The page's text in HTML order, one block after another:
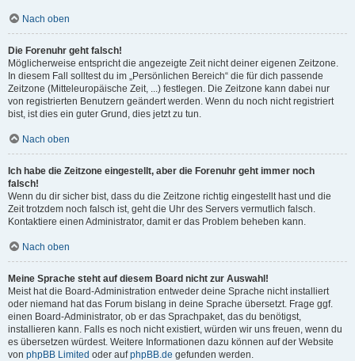
Nach oben
Die Forenuhr geht falsch!
Möglicherweise entspricht die angezeigte Zeit nicht deiner eigenen Zeitzone.
In diesem Fall solltest du im „Persönlichen Bereich“ die für dich passende
Zeitzone (Mitteleuropäische Zeit, ...) festlegen. Die Zeitzone kann dabei nur
von registrierten Benutzern geändert werden. Wenn du noch nicht registriert
bist, ist dies ein guter Grund, dies jetzt zu tun.
Nach oben
Ich habe die Zeitzone eingestellt, aber die Forenuhr geht immer noch
falsch!
Wenn du dir sicher bist, dass du die Zeitzone richtig eingestellt hast und die
Zeit trotzdem noch falsch ist, geht die Uhr des Servers vermutlich falsch.
Kontaktiere einen Administrator, damit er das Problem beheben kann.
Nach oben
Meine Sprache steht auf diesem Board nicht zur Auswahl!
Meist hat die Board-Administration entweder deine Sprache nicht installiert
oder niemand hat das Forum bislang in deine Sprache übersetzt. Frage ggf.
einen Board-Administrator, ob er das Sprachpaket, das du benötigst,
installieren kann. Falls es noch nicht existiert, würden wir uns freuen, wenn du
es übersetzen würdest. Weitere Informationen dazu können auf der Website
von phpBB Limited oder aufphpBB.de gefunden werden.